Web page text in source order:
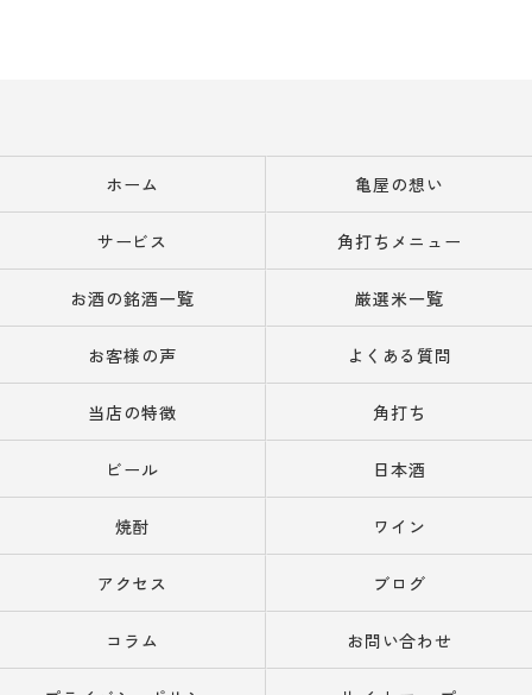
ホーム 亀屋の想い
サービス 角打ちメニュー
お酒の銘酒一覧 厳選米一覧
お客様の声 よくある質問
当店の特徴 角打ち
ビール 日本酒
焼酎 ワイン
アクセス ブログ
コラム お問い合わせ